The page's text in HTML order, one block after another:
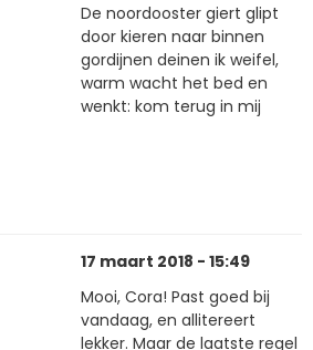
De noordooster giert glipt
door kieren naar binnen
gordijnen deinen ik weifel,
warm wacht het bed en
wenkt: kom terug in mij
17 maart 2018 - 15:49
Mooi, Cora! Past goed bij
vandaag, en allitereert
lekker. Maar de laatste regel